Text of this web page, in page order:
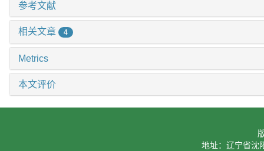
参考文献
相关文章 4
Metrics
本文评价
地址：辽宁省沈